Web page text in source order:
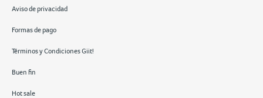
Aviso de privacidad
Formas de pago
Términos y Condiciones Giit!
Buen fin
Hot sale